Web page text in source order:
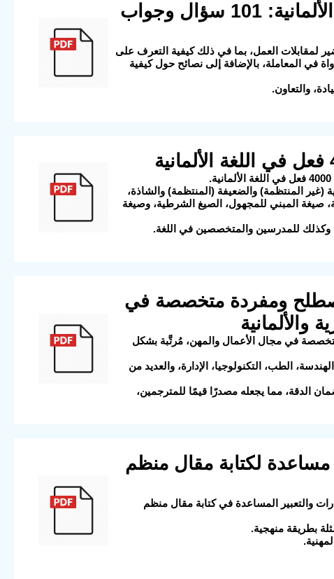
6) دليل شامل للتحضير لمقابلات العمل باللغة الألمانية: 101 سؤال وجواب
للتحضير لمقابلات العمل، بما في ذلك كيفية التعرف على
في المعاملة، بالإضافة إلى نصائح حول كيفية
والتعاون.
(غير المنتظمة) والضعيفة (المنتظمة) والشاذة،
صيغة المبني للمجهول، الصيغ الشرطية، وصيغة
وكذلك للمدرسين والمتخصصين في اللغة.
مصطلحات العمل: أكثر من 10800 مصطلح ومفردة متخصصة في
والألمانية
يضم أكثر من 10800 مصطلح ومفردة متخصصة في مجال الأعمال والمهن، مُرتَّبة بشكل
الطب، التكنولوجيا، الإدارة، والعديد من
الدقة، مما يجعله مصدرًا قيمًا للمترجمين،
مساعدة لكتابة مقال منظم
العبارات والتعبير المساعدة في كتابة مقال منظم
بطريقة منهجية.